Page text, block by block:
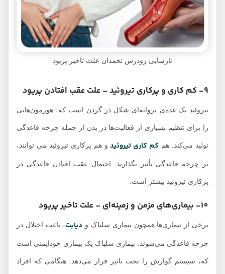
نارسایی زودرس تخمدان علت تاخیر پریود
تیروئید یک غده‌ی پروانه‌ای شکل در گردن است که، هورمون‌هایی
را برای تنظیم بسیاری از فعالیت‌ها در بدن از جمله چرخه قاعدگی
تولید می‌کند. همکم کاری تیروئیدو هم پرکاری تیروئید می توانند،
بر چرخه قاعدگی تأثیر بگذارند. احتمال عقب افتادن قاعدگی در
پرکاری تیروئید بیشتر است.
برخی از بیماری‌ها همچون بیماری سلیاک ودیابت، باعت اختلال در
چرخه قاعدگی می‌شوند. بیماری سلیاک یک بیماری خودایمنی است
که، سیستم گوارش را تحت تاثیر قرار می‌دهد. هنگامی که افراد